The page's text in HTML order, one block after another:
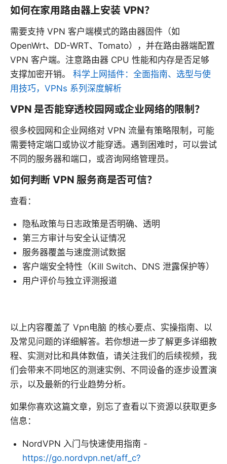
如何在家用路由器上安装 VPN？
需要支持 VPN 客户端模式的路由器固件（如
OpenWrt、DD-WRT、Tomato），并在路由器端配置
VPN 客户端。注意路由器 CPU 性能和内存是否足够
支撑加密开销。 科学上网插件：全面指南、选型与使
用技巧，VPNs 系列深度解析
VPN 是否能穿透校园网或企业网络的限制？
很多校园网和企业网络对 VPN 流量有策略限制，可能
需要特定端口或协议才能穿透。遇到困难时，可以尝试
不同的服务器和端口，或咨询网络管理员。
如何判断 VPN 服务商是否可信？
查看：
隐私政策与日志政策是否明确、透明
第三方审计与安全认证情况
服务器覆盖与速度测试数据
客户端安全特性（Kill Switch、DNS 泄露保护等）
用户评价与独立评测报道
以上内容覆盖了 Vpn电脑 的核心要点、实操指南、以
及常见问题的详细解答。若你想进一步了解更多详细教
程、实测对比和具体数值，请关注我们的后续视频，我
们会带来不同地区的测速实例、不同设备的逐步设置演
示，以及最新的行业趋势分析。
如果你喜欢这篇文章，别忘了查看以下资源以获取更多
信息：
NordVPN 入门与快速使用指南 -
https://go.nordvpn.net/aff_c?